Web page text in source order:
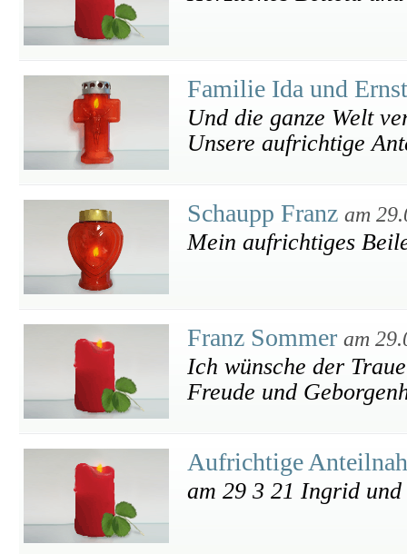
Familie Ida und
Und die ganze Welt
Unsere aufrichtige
Schaupp Franz am
Mein aufrichtiges
Franz Sommer am
Ich wünsche der
Freude und
Aufrichtige
am 29 3 21 Ingrid